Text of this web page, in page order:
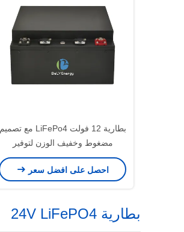
بطارية 12 فولت LiFePo4 مع تصميم
مضغوط وخفيف الوزن لتوفير
المساحة والتركيب السهل
احصل على افضل سعر
بطارية 24V LiFePO4